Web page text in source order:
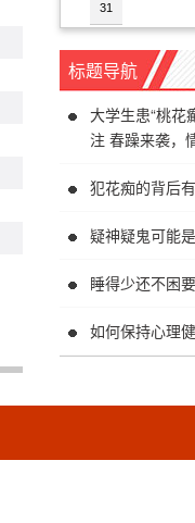
31
标题导航
大学生患“桃花
注 春躁来袭，
犯花痴的背后
疑神疑鬼可能
睡得少还不困
如何保持心理